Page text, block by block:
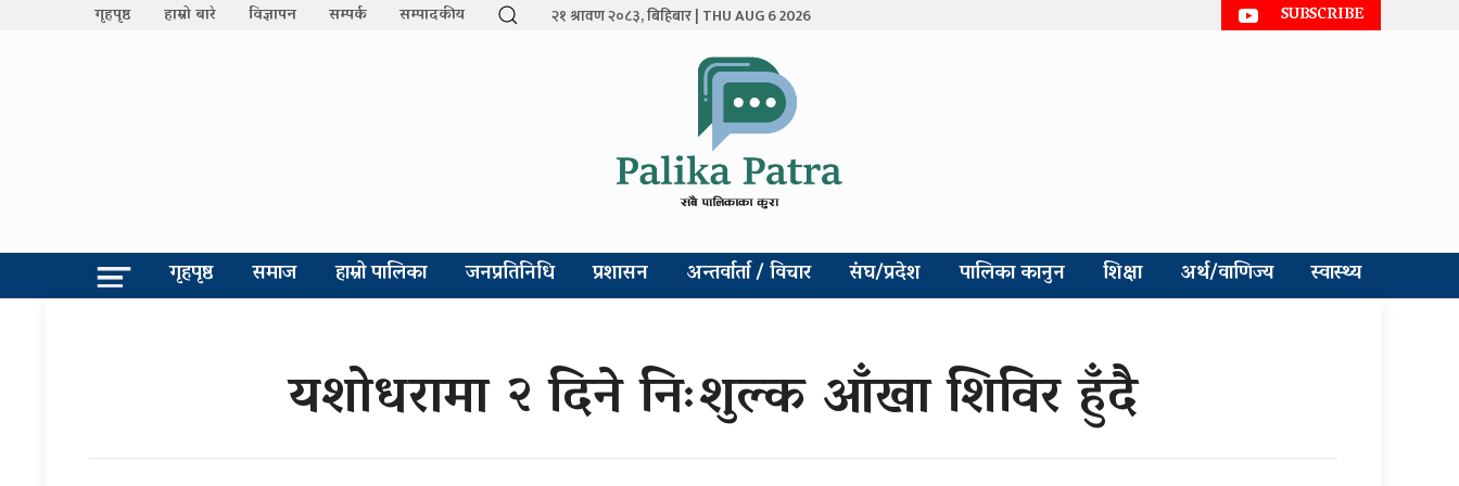
गृहपृष्ठ हाम्रो बारे विज्ञापन सम्पर्क सम्पादकीय २१ श्रावण २०८३, बिहिबार | THU AUG 6 2026 SUBSCRIBE
गृहपृष्ठ समाज हाम्रो पालिका जनप्रतिनिधि प्रशासन अन्तर्वार्ता / विचार संघ/प्रदेश पालिका कानुन शिक्षा अर्थ/वाणिज्य स्वास्थ्य
यशोधरामा २ दिने निःशुल्क आँखा शिविर हुँदै